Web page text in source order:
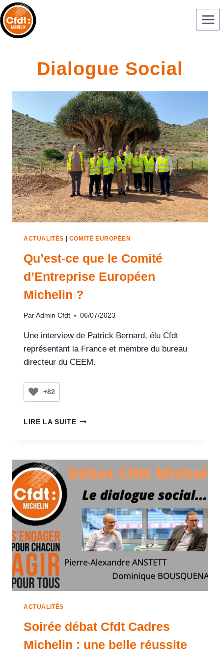
Dialogue Social
ACTUALITÉS | COMITÉ EUROPÉEN
Qu’est-ce que le Comité
d’Entreprise Européen
Michelin ?
Par Admin Cfdt 06/07/2023
Une interview de Patrick Bernard, élu Cfdt
représentant la France et membre du bureau
directeur du CEEM.
+82
LIRE LA SUITE
ACTUALITÉS
Soirée débat Cfdt Cadres
Michelin : une belle réussite